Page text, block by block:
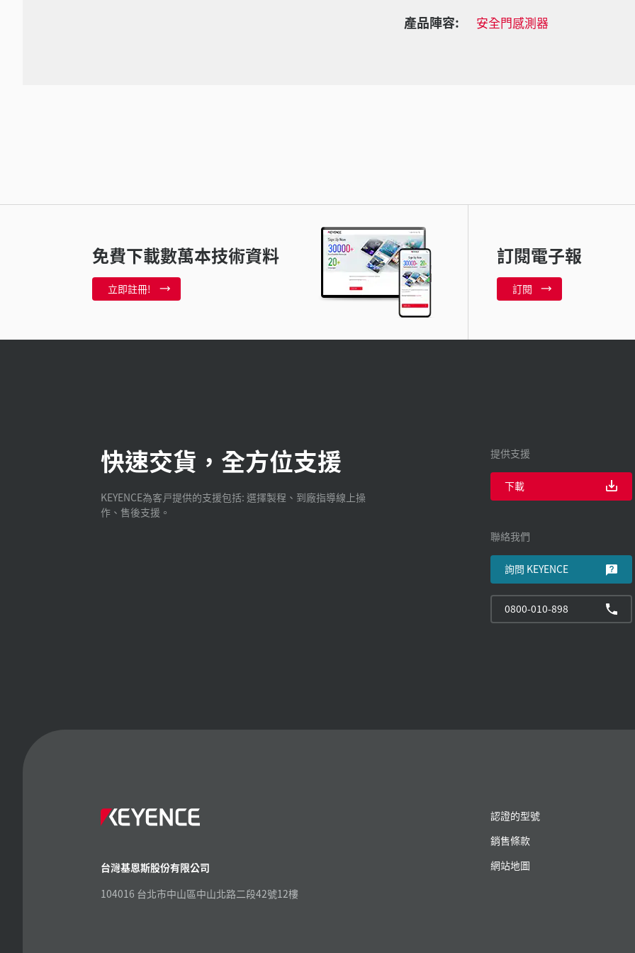
產品陣容: 安全門感測器
免費下載數萬本技術資料
立即註冊!
訂閱電子報
訂閱
快速交貨，全方位支援
KEYENCE為客戸提供的支援包括: 選擇製程、到廠指導線上操
作、售後支援。
提供支援
下載
聯絡我們
詢問 KEYENCE
0800-010-898
台灣基恩斯股份有限公司
104016 台北市中山區中山北路二段42號12樓
認證的型號
銷售條款
網站地圖